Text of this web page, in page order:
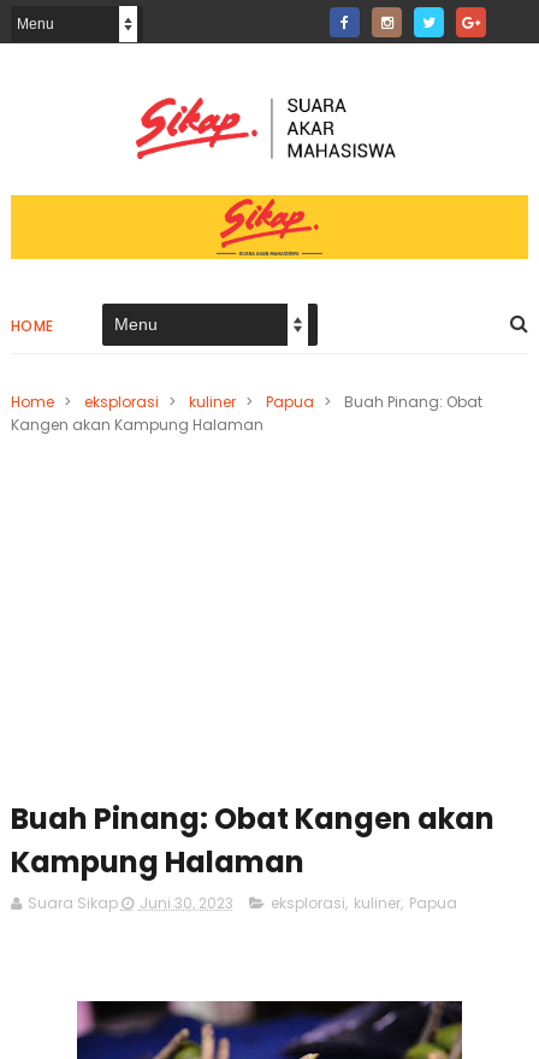
HOME
Home > eksplorasi > kuliner > Papua >
Buah Pinang: Obat
Kangen akan Kampung Halaman
Buah Pinang: Obat Kangen akan
Kampung Halaman
Suara Sikap Juni 30, 2023 eksplorasi, kuliner, Papua